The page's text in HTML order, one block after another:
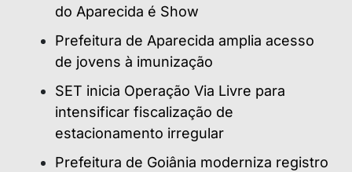
do Aparecida é Show
Prefeitura de Aparecida amplia acesso
de jovens à imunização
SET inicia Operação Via Livre para
intensificar fiscalização de
estacionamento irregular
Prefeitura de Goiânia moderniza registro